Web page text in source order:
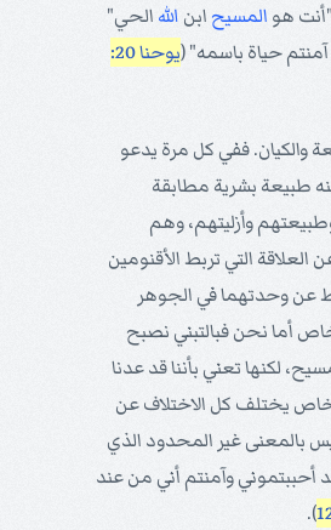
هو المسيح ابن الله الحي"
حياة باسمه" (
يوحنا 20:
والكيان. ففي كل مرة يدعو
طبيعة بشرية مطابقة
وأزليتهم، وهم
العلاقة التي تربط الأقنومين
عن وحدتهما في الجوهر
أما نحن فبالتبني نصبح
لكنها تعني بأننا قد عدنا
يختلف كل الاختلاف عن
غير المحدود الذي
أحببتموني وآمنتم أني من عند
).